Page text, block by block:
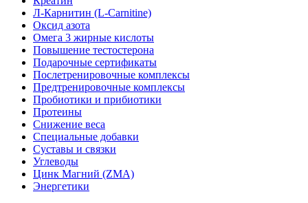
Л-Карнитин (L-Сarnitine)
Оксид азота
Омега 3 жирные кислоты
Повышение тестостерона
Подарочные сертификаты
Послетренировочные комплексы
Предтренировочные комплексы
Пробиотики и прибиотики
Протеины
Снижение веса
Специальные добавки
Суставы и связки
Углеводы
Цинк Магний (ZMA)
Энергетики